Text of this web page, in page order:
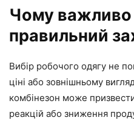
Чому важливо
правильний
Вибір робочого одягу не
ціні або зовнішньому
комбінезон може
реакцій або зниження